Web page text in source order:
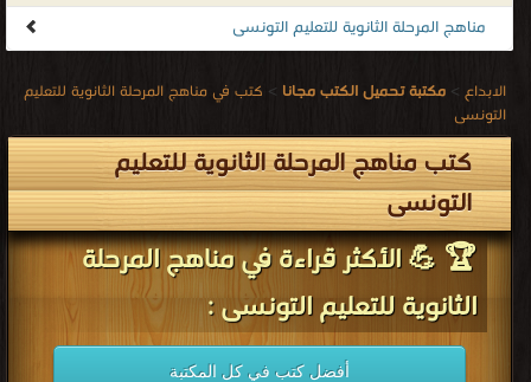
مناهج المرحلة الثانوية للتعليم التونسى
الابداع > مكتبة تحميل الكتب مجانا > كتب في مناهج المرحلة الثانوية للتعليم
التونسى
كتب مناهج المرحلة الثانوية للتعليم
التونسى
🏆 💪 الأكثر قراءة في مناهج المرحلة
الثانوية للتعليم التونسى :
أفضل كتب في كل المكتبة